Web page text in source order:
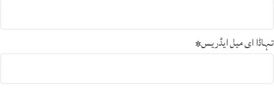
تہاڈا ای میل ایڈریس*